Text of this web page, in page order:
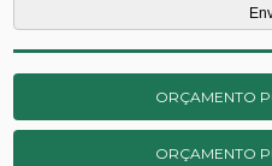
ORÇAMENTO
ORÇAMENTO